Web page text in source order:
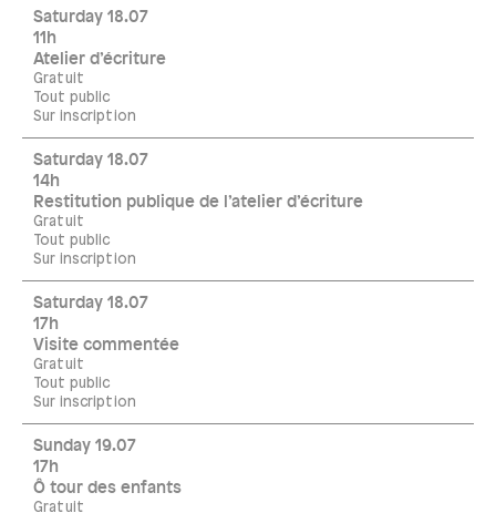
Saturday 18.07
11h
Atelier d’écriture
Gratuit
Tout public
Sur inscription
Saturday 18.07
14h
Restitution publique de l’atelier d’écriture
Gratuit
Tout public
Sur inscription
Saturday 18.07
17h
Visite commentée
Gratuit
Tout public
Sur inscription
Sunday 19.07
17h
Ô tour des enfants
Gratuit